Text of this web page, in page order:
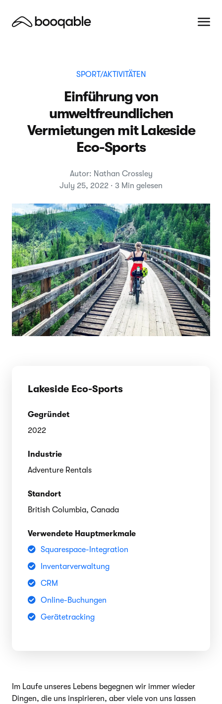
SPORT/AKTIVITÄTEN
Einführung von
umweltfreundlichen
Vermietungen mit Lakeside
Eco-Sports
Autor: Nathan Crossley
July 25, 2022 · 3 Min gelesen
Lakeside Eco-Sports
Gegründet
2022
Industrie
Adventure Rentals
Standort
British Columbia, Canada
Verwendete Hauptmerkmale
Squarespace-Integration
Inventarverwaltung
CRM
Online-Buchungen
Gerätetracking
Im Laufe unseres Lebens begegnen wir immer wieder
Dingen, die uns inspirieren, aber viele von uns lassen